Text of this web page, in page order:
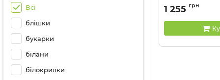
Всі
блішки
букарки
білани
білокрилки
Артикул: 11033028
1 255 грн